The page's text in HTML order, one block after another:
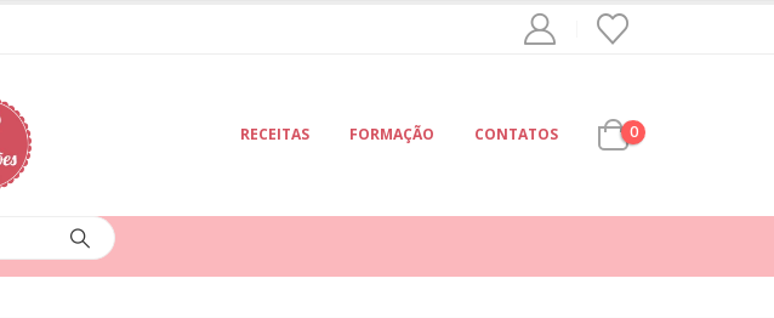
RECEITAS FORMAÇÃO CONTATOS 0